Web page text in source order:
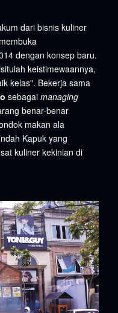
dari bisnis kuliner
dengan konsep baru.
keistimewaannya,
kelas". Bekerja sama
sebagai managing
benar-benar
makan ala
Kapuk yang
kuliner kekinian di